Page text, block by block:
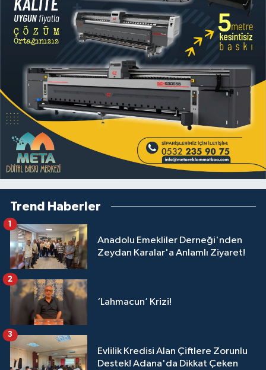
Trend Haberler
Anadolu Emekliler Derneği'nden
Zeydan Karalar'a Anlamlı Ziyaret!
1
‘Lahmacun’ Krizi!
2
Evlilik Kredisi Alan Çiftlere Zorunlu
Destek! Adana'da Dikkat Çeken
3